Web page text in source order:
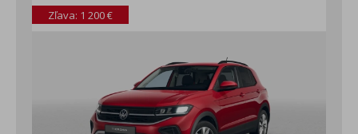
Zľava: 1 200 €